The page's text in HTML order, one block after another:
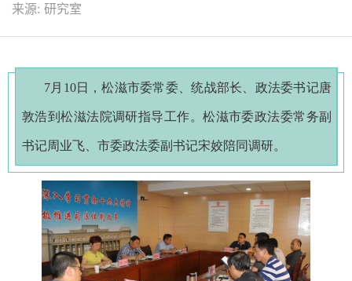
来源: 研究室
7月10日，松滋市委常委、统战部长、政法委书记唐
敦浩到松滋法院调研指导工作。松滋市委政法委常务副
书记周业飞、市委政法委副书记宋姣陪同调研。